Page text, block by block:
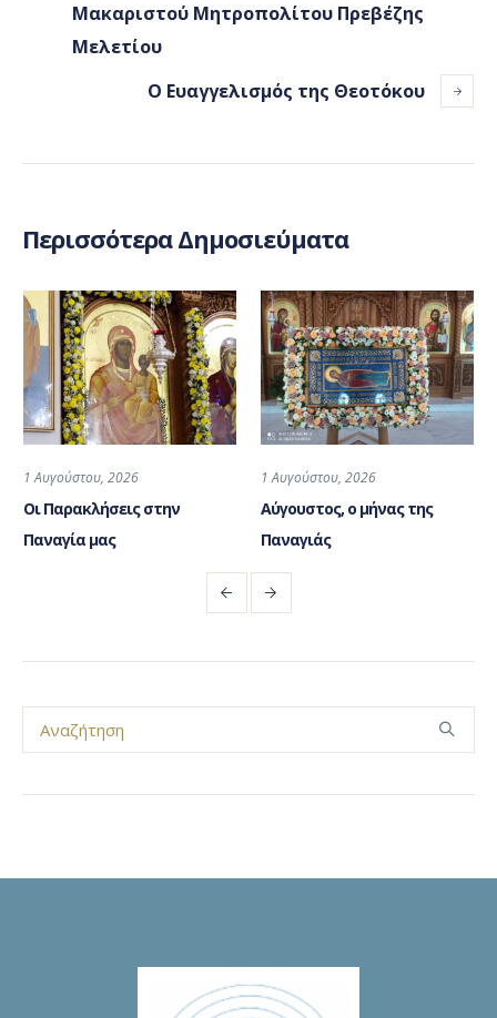
Μακαριστού Μητροπολίτου Πρεβέζης
Μελετίου
Ο Ευαγγελισμός της Θεοτόκου
Περισσότερα Δημοσιεύματα
1 Αυγούστου, 2026
Οι Παρακλήσεις στην
Παναγία μας
1 Αυγούστου, 2026
Αύγουστος, ο μήνας της
Παναγιάς